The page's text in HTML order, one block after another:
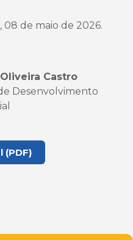
08 de maio de 2026.
Castro
Desenvolvimento
(PDF)